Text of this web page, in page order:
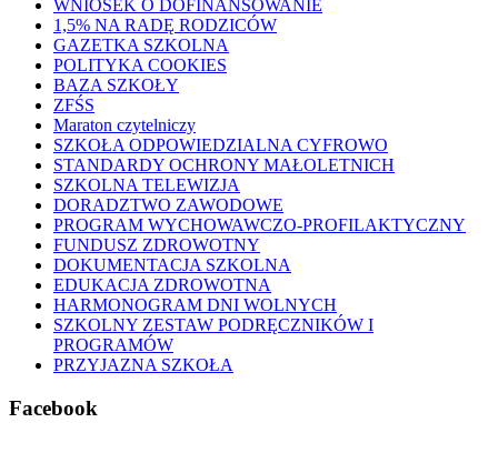
WNIOSEK O DOFINANSOWANIE
1,5% NA RADĘ RODZICÓW
GAZETKA SZKOLNA
POLITYKA COOKIES
BAZA SZKOŁY
ZFŚS
Maraton czytelniczy
SZKOŁA ODPOWIEDZIALNA CYFROWO
STANDARDY OCHRONY MAŁOLETNICH
SZKOLNA TELEWIZJA
DORADZTWO ZAWODOWE
PROGRAM WYCHOWAWCZO-PROFILAKTYCZNY
FUNDUSZ ZDROWOTNY
DOKUMENTACJA SZKOLNA
EDUKACJA ZDROWOTNA
HARMONOGRAM DNI WOLNYCH
SZKOLNY ZESTAW PODRĘCZNIKÓW I
PROGRAMÓW
PRZYJAZNA SZKOŁA
Facebook